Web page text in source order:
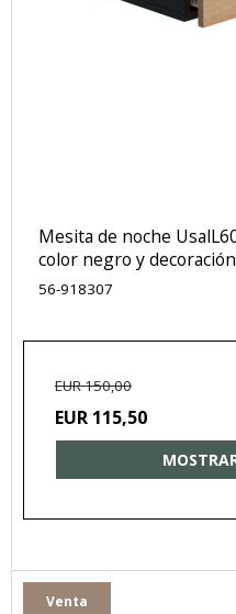
Mesita de noche
color negro y
56-918307
EUR 150,00
EUR 115,50
Venta